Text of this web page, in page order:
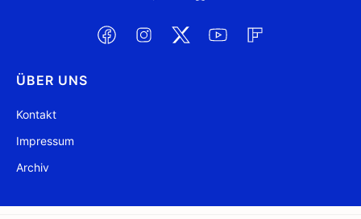
ÜBER UNS
Kontakt
Impressum
Archiv